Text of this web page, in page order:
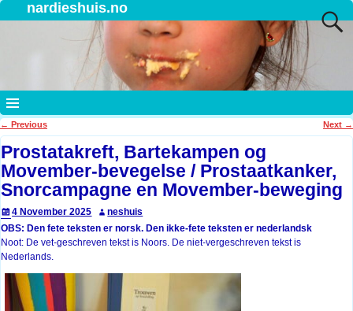
nardieshuis.no
Post navigation
← Previous Next →
Prostatakreft, Bartekampen og
Movember-bevegelse / Prostaatkanker,
Snorcampagne en Movember-beweging
4 November 2025
neshuis
OBS: Den fete teksten er norsk. Den ikke-fete teksten er nederlandsk
Noot: De vet-geschreven tekst is Noors. De niet-vergeschreven tekst is
Nederlands.